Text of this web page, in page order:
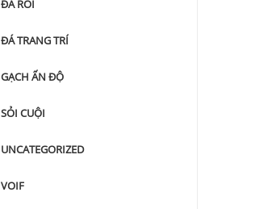
ĐÁ RỐI
ĐÁ TRANG TRÍ
GẠCH ẤN ĐỘ
SỎI CUỘI
UNCATEGORIZED
VOIF